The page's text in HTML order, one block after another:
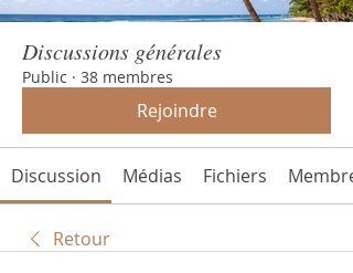
Discussions générales
Public · 38 membres
Rejoindre
Discussion Médias Fichiers
Retour